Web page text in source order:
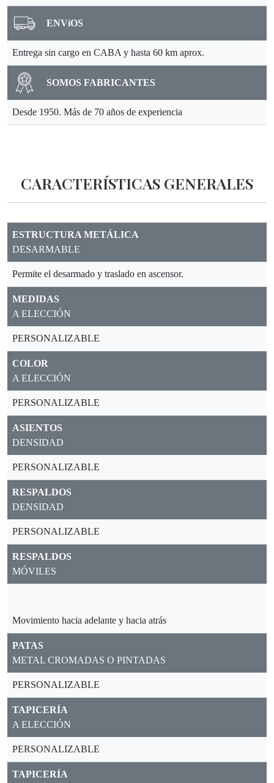
ENVíOS
Entrega sin cargo en CABA y hasta 60 km aprox.
SOMOS FABRICANTES
Desde 1950. Más de 70 años de experiencia
CARACTERÍSTICAS GENERALES
ESTRUCTURA METÁLICA
DESARMABLE
Permite el desarmado y traslado en ascensor.
MEDIDAS
A ELECCIÓN
PERSONALIZABLE
COLOR
A ELECCIÓN
PERSONALIZABLE
ASIENTOS
DENSIDAD
PERSONALIZABLE
RESPALDOS
DENSIDAD
PERSONALIZABLE
RESPALDOS
MÓVILES
Movimiento hacia adelante y hacia atrás
PATAS
METAL CROMADAS O PINTADAS
PERSONALIZABLE
TAPICERÍA
A ELECCIÓN
PERSONALIZABLE
TAPICERÍA